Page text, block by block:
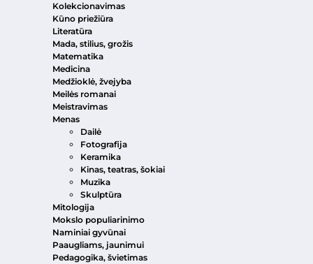
Kolekcionavimas
Kūno priežiūra
Literatūra
Mada, stilius, grožis
Matematika
Medicina
Medžioklė, žvejyba
Meilės romanai
Meistravimas
Menas
Dailė
Fotografija
Keramika
Kinas, teatras, šokiai
Muzika
Skulptūra
Mitologija
Mokslo populiarinimo
Naminiai gyvūnai
Paaugliams, jaunimui
Pedagogika, švietimas